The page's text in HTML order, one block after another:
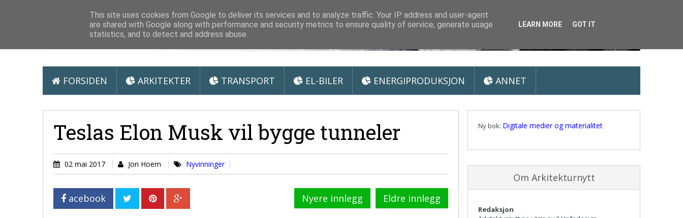
Arkitektur & Miljøteknologi
FORSIDEN ARKITEKTER TRANSPORT EL-BILER ENERGIPRODUKSJON ANNET
Teslas Elon Musk vil bygge tunneler
02 mai 2017 Jon Hoem Nyvinninger
acebook Nyere innlegg Eldre innlegg
Ny bok: Digitale medier og materialitet
Om Arkitekturnytt
Redaksjon
This site uses cookies from Google to deliver its services and to analyze traffic. Your IP address and user-agent
are shared with Google along with performance and security metrics to ensure quality of service, generate usage
statistics, and to detect and address abuse.
LEARN MORE GOT IT